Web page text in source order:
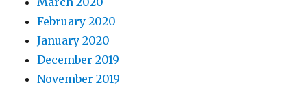
February 2020
January 2020
December 2019
November 2019